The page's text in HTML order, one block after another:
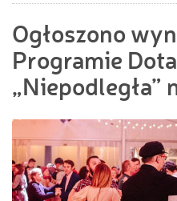
Ogłoszono
Programie
„Niepodległa”